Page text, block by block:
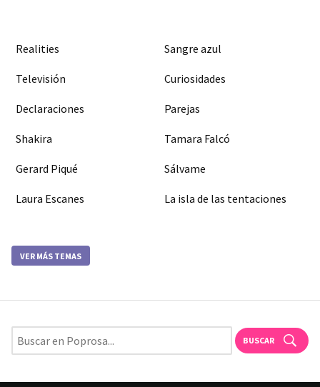
Realities Sangre azul
Televisión Curiosidades
Declaraciones Parejas
Shakira Tamara Falcó
Gerard Piqué Sálvame
Laura Escanes La isla de las tentaciones
VER MÁS TEMAS
BUSCAR